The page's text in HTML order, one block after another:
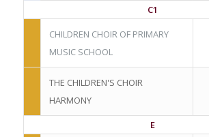
C1
CHILDREN CHOIR OF PRIMARY
MUSIC SCHOOL
THE CHILDREN'S CHOIR
HARMONY
E